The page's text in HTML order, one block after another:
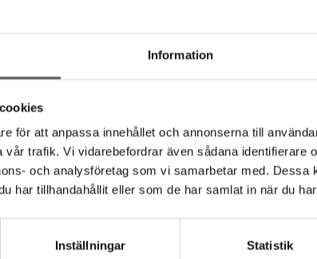
Information
för att anpassa innehållet och annonserna till
trafik. Vi vidarebefordrar även sådana identifierare
och analysföretag som vi samarbetar med. Dessa
har tillhandahållit eller som de har samlat in när du
Inställningar Statistik
husmodeller
hus
by Fiskarhedenvillan
Jobb hos oss
Presse
Nyhetsbrev